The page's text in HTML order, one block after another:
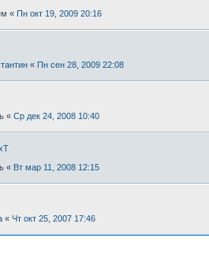
« Пн окт 19, 2009 20:16
« Пн сен 28, 2009 22:08
« Ср дек 24, 2008 10:40
« Вт мар 11, 2008 12:15
« Чт окт 25, 2007 17:46